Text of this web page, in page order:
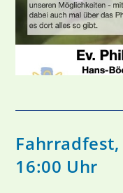
Fahrradfest,
16:00 Uhr